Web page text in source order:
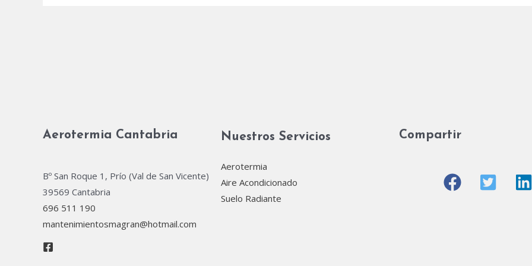
Aerotermia Cantabria
Bº San Roque 1, Prío (Val de San Vicente)
39569 Cantabria
696 511 190
mantenimientosmagran@hotmail.com
Nuestros Servicios
Aerotermia
Aire Acondicionado
Suelo Radiante
Compartir